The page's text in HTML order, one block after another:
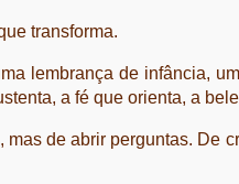
transforma.
lembrança de infância,
a fé que orienta, a
de abrir perguntas. De